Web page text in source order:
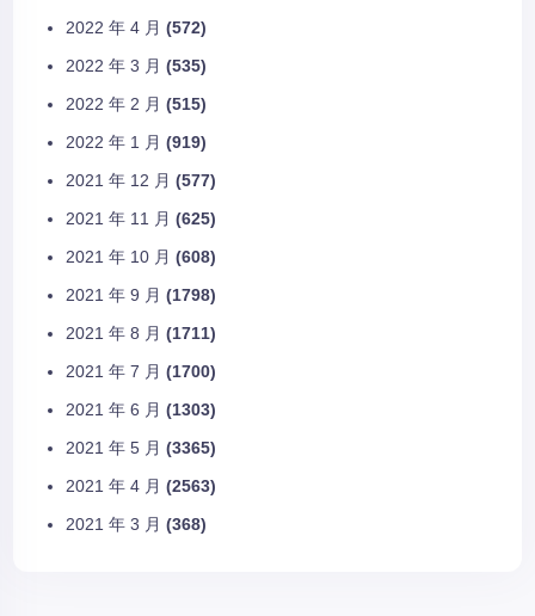
2022 年 4 月 (572)
2022 年 3 月 (535)
2022 年 2 月 (515)
2022 年 1 月 (919)
2021 年 12 月 (577)
2021 年 11 月 (625)
2021 年 10 月 (608)
2021 年 9 月 (1798)
2021 年 8 月 (1711)
2021 年 7 月 (1700)
2021 年 6 月 (1303)
2021 年 5 月 (3365)
2021 年 4 月 (2563)
2021 年 3 月 (368)